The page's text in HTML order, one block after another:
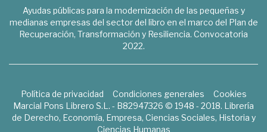
Ayudas públicas para la modernización de las pequeñas y
medianas empresas del sector del libro en el marco del Plan de
Recuperación, Transformación y Resiliencia. Convocatoria
2022.
Política de privacidad Condiciones generales
Cookies
Marcial Pons Librero S.L. - B82947326 © 1948 - 2018. Librería
de Derecho, Economía, Empresa, Ciencias Sociales, Historia y
Ciencias Humanas